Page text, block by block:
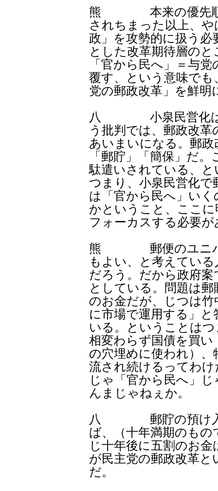
熊 本来の優先順位
されちまった以上、や
政」を攻勢的に扱う
とした改革期待層のと
「官から民へ」＝与
覆す、という意味でも
党の郵政改革」を鮮明
八 小泉民営化は本
う批判では、郵政改革
あいまいになる。郵
「郵貯」「簡保」だ。
駄遣いされている、
つまり、小泉民営化で
は「官から民へ」い
かということ、ここに
フォーカスする必要が
熊 郵便のユニバー
もよい、と考えている
だろう。だから政府
としている。問題は郵
のお金だが、じつは
に市場で運用する」と
いる。ということは
相変わらず国債を買い
の穴埋めに使われ）、
流され続けるってわけ
じゃ「官から民へ」
んまじゃねぇか。
八 郵貯の預け入れ
ば、（十年満期のもの
じ十年後に五割のお
が民主党の郵政改革と
だ。